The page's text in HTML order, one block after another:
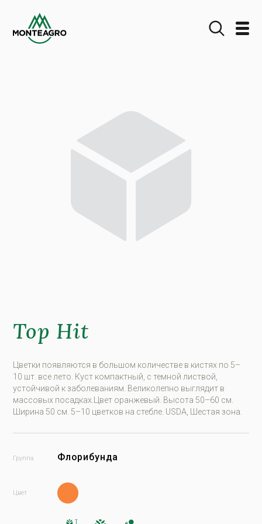
Top Hit
Цветки появляются в большом количестве в кистях по 5–
10 шт. все лето. Куст компактный, с темной листвой,
устойчивой к заболеваниям. Великолепно выглядит в
массовых посадках.Цвет оранжевый. Высота 50–60 см.
Ширина 50 см. 5–10 цветков на стебле. USDA, Шестая зона.
Флорибунда